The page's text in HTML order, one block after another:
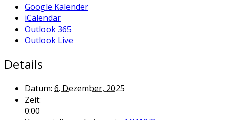
Google Kalender
iCalendar
Outlook 365
Outlook Live
Details
Datum: 6. Dezember, 2025
Zeit:
0:00